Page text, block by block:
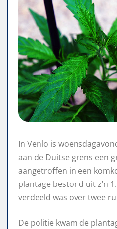
In Venlo is
aan de Duitse grens een
aangetroffen in een
plantage bestond uit z’n
verdeeld was over twee
De politie kwam de